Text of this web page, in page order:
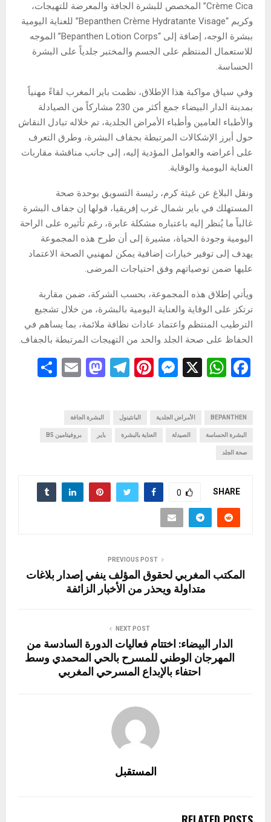
Crème Cica” المخصص للبشرة الجافة والمعرضة للتهيجات،
وكريم “Bepanthen Crème Hydratante Visage” للعناية اليومية
ببشرة الوجه، إضافة إلى “Bepanthen Lotion Corps” الموجه
للاستعمال المنتظم على الجسم والمختبر جلدياً على البشرة
الحساسة.
وفي سياق مواكبة هذا الإطلاق، نظمت باير المغرب لقاءً مهنياً
بمدينة الدار البيضاء جمع أكثر من 230 مشاركاً من الصيادلة
والأطباء العامين وأطباء الأمراض الجلدية، تم خلاله تبادل النقاش
حول أبرز الإشكالات المرتبطة بجفاف البشرة، وطرق التعرف
على أعراضه والعوامل المؤدية إليه، إلى جانب مناقشة مقاربات
العناية اليومية والوقاية.
ونقل البلاغ عن غيثة كرم، رئيسة التسويق بوحدة صحة
المستهلك في باير شمال غرب إفريقيا، قولها إن جفاف البشرة
غالباً ما يُنظر إليه باعتباره مشكلة عابرة، رغم تأثيره على الراحة
اليومية وجودة الحياة، مشيرة إلى أن طرح هذه المجموعة
يهدف إلى توفير خيارات إضافية يمكن لمهنيي الصحة الاعتماد
عليها ضمن توصياتهم وفق احتياجات المرضى.
ويأتي إطلاق هذه المجموعة، بحسب الشركة، ضمن مقاربة
ترتكز على الوقاية والعناية اليومية بالبشرة، من خلال تشجيع
الترطيب المنتظم واعتماد عادات نظافة ملائمة، بما يساهم في
الحفاظ على صحة الجلد والحد من التهيجات المرتبطة بالجفاف.
F
b
o
k
W
A
X
M
n
g
Pi
es
t
T
gr
a
M
o
d
n
E
BEPANTHEN الأمراض الجلدية البانثينول البشرة الجافة
البشرة الحساسة الصيدلة العناية بالبشرة باير بروفيتامين B5
صحة الجلد
SHARE
0
PREVIOUS POST
المكتب المغربي لحقوق المؤلف ينفي إصدار بلاغات
متداولة ويحذر من الأخبار الزائفة
NEXT POST
الدار البيضاء: اختتام فعاليات الدورة السادسة من
المهرجان الوطني للمسرح بالحي المحمدي وسط
احتفاء بالإبداع المسرحي المغربي
المستقبل